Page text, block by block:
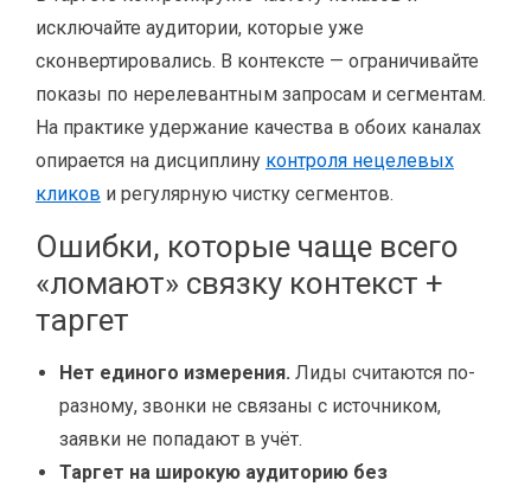
исключайте аудитории, которые уже
сконвертировались. В контексте — ограничивайте
показы по нерелевантным запросам и сегментам.
На практике удержание качества в обоих каналах
опирается на дисциплину контроля нецелевых
кликов и регулярную чистку сегментов.
Ошибки, которые чаще всего
«ломают» связку контекст +
таргет
Нет единого измерения. Лиды считаются по-
разному, звонки не связаны с источником,
заявки не попадают в учёт.
Таргет на широкую аудиторию без